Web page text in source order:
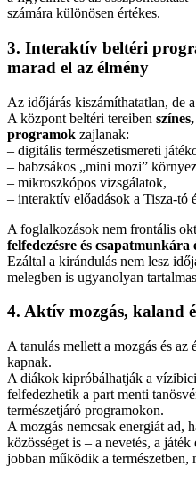
számára különösen értékes.
3. Interaktív beltéri
marad el az élmény
Az időjárás kiszámíthatatlan, de
A központ beltéri tereiben
programok zajlanak:
– digitális természetismereti
– babzsákos „mini mozi”
– mikroszkópos vizsgálatok,
– interaktív előadások a Tisza-tó
A foglalkozások nem frontális
felfedezésre és csapatmunkára
Ezáltal a kirándulás nem lesz
melegben is ugyanolyan
4. Aktív mozgás, kaland
A tanulás mellett a mozgás és az
kapnak.
A diákok kipróbálhatják a
felfedezhetik a part menti
természetjáró programokon.
A mozgás nemcsak energiát ad,
közösséget is – a nevetés, a
jobban működik a természetben,